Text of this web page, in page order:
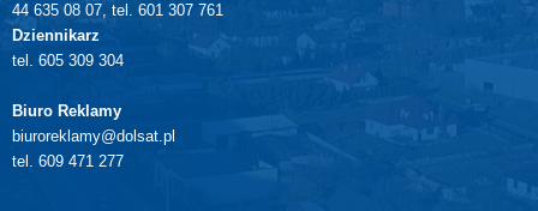
44 635 08 07, tel. 601 307 761
Dziennikarz
tel. 605 309 304
Biuro Reklamy
biuroreklamy@dolsat.pl
tel. 609 471 277